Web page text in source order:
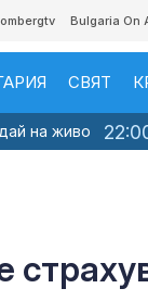
Bulgaria On
СВЯТ
на живо